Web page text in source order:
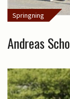
Springning
Andreas